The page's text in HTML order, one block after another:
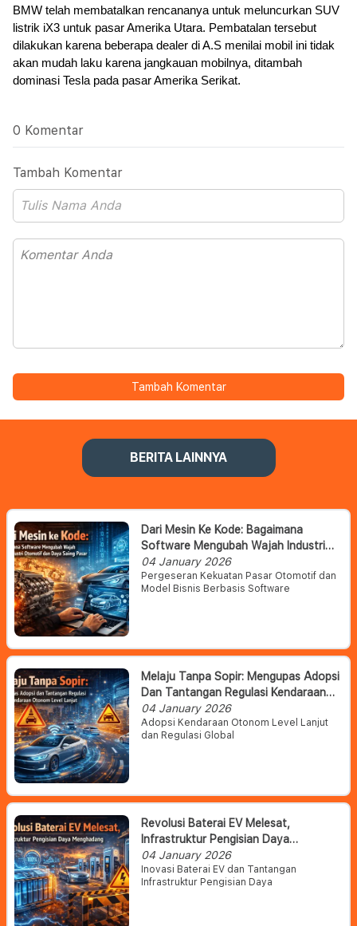
BMW telah membatalkan rencananya untuk meluncurkan SUV
listrik iX3 untuk pasar Amerika Utara. Pembatalan tersebut
dilakukan karena beberapa dealer di A.S menilai mobil ini tidak
akan mudah laku karena jangkauan mobilnya, ditambah
dominasi Tesla pada pasar Amerika Serikat.
0 Komentar
Tambah Komentar
Tambah Komentar
BERITA LAINNYA
Dari Mesin Ke Kode: Bagaimana
Software Mengubah Wajah Industri
Otomotif Dan Daya Saing Pasar
04 January 2026
Pergeseran Kekuatan Pasar Otomotif dan
Model Bisnis Berbasis Software
Melaju Tanpa Sopir: Mengupas Adopsi
Dan Tantangan Regulasi Kendaraan
Otonom Level Lanjut
04 January 2026
Adopsi Kendaraan Otonom Level Lanjut
dan Regulasi Global
Revolusi Baterai EV Melesat,
Infrastruktur Pengisian Daya
Menghadang
04 January 2026
Inovasi Baterai EV dan Tantangan
Infrastruktur Pengisian Daya